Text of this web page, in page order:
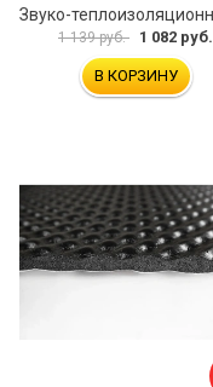
1 139 руб. 1 082 руб.
В КОРЗИНУ